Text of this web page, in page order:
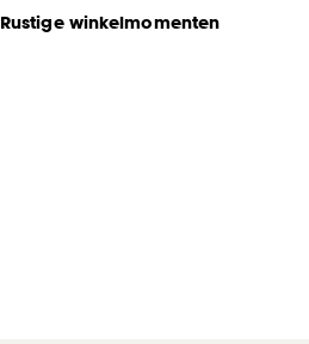
Rustige winkelmomenten